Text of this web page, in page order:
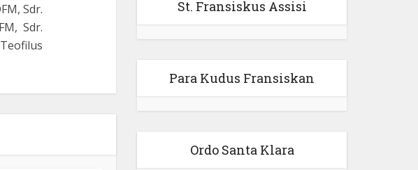
Sdr.
Sdr.
St. Fransiskus Assisi
Para Kudus Fransiskan
Ordo Santa Klara